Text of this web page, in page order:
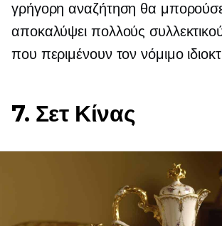
γρήγορη αναζήτηση θα
αποκαλύψει πολλούς
που περιμένουν τον νόμιμο
7. Σετ Κίνας